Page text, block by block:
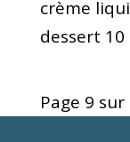
crème
dessert 10
Page 9 sur